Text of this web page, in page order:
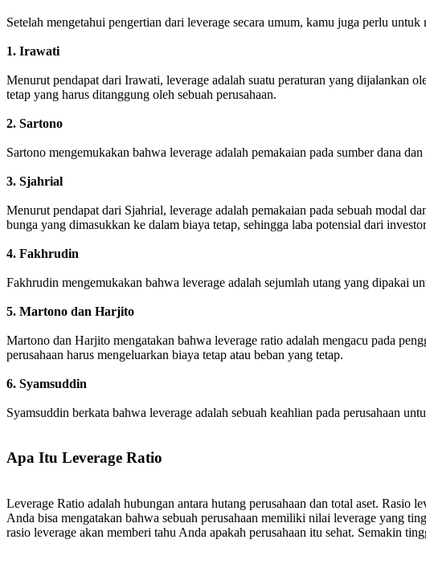
Setelah mengetahui pengertian dari leverage secara umum, kamu juga perlu
1. Irawati
Menurut pendapat dari Irawati, leverage adalah suatu peraturan yang dijalankan
tetap yang harus ditanggung oleh sebuah perusahaan.
2. Sartono
Sartono mengemukakan bahwa leverage adalah pemakaian pada sumber dana
3. Sjahrial
Menurut pendapat dari Sjahrial, leverage adalah pemakaian pada sebuah modal
bunga yang dimasukkan ke dalam biaya tetap, sehingga laba potensial dari
4. Fakhrudin
Fakhrudin mengemukakan bahwa leverage adalah sejumlah utang yang dipakai
5. Martono dan Harjito
Martono dan Harjito mengatakan bahwa leverage ratio adalah mengacu pada
perusahaan harus mengeluarkan biaya tetap atau beban yang tetap.
6. Syamsuddin
Syamsuddin berkata bahwa leverage adalah sebuah keahlian pada perusahaan
Apa Itu Leverage Ratio
Leverage Ratio adalah hubungan antara hutang perusahaan dan total aset.
Anda bisa mengatakan bahwa sebuah perusahaan memiliki nilai leverage yang
rasio leverage akan memberi tahu Anda apakah perusahaan itu sehat. Semakin